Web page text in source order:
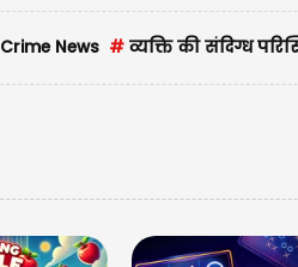
Crime News # व्यक्ति की संदिग्ध